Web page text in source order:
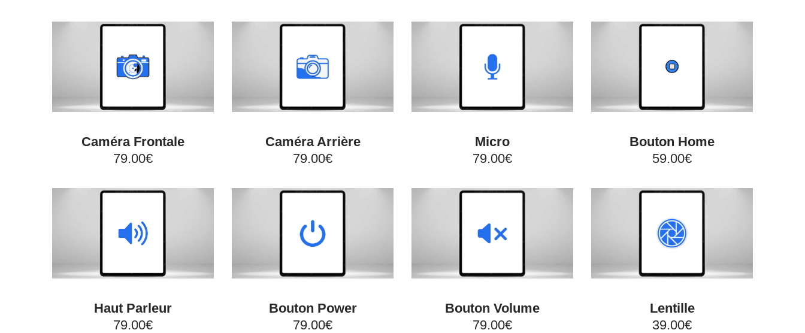
Caméra Frontale
79.00€
Caméra Arrière
79.00€
Micro
79.00€
Bouton Home
59.00€
Haut Parleur
79.00€
Bouton Power
79.00€
Bouton Volume
79.00€
Lentille
39.00€